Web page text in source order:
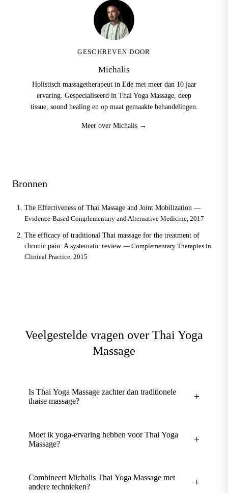
GESCHREVEN DOOR
Michalis
Holistisch massagetherapeut in Ede met meer dan 10 jaar
ervaring. Gespecialiseerd in Thai Yoga Massage, deep
tissue, sound healing en op maat gemaakte behandelingen.
Meer over Michalis →
Bronnen
The Effectiveness of Thai Massage and Joint Mobilization —
Evidence-Based Complementary and Alternative Medicine, 2017
The efficacy of traditional Thai massage for the treatment of
chronic pain: A systematic review — Complementary Therapies in
Clinical Practice, 2015
Veelgestelde vragen over Thai Yoga
Massage
Is Thai Yoga Massage zachter dan traditionele
thaise massage?
+
geleidelijk opgebouwd en is afgestemd op jouw
ontspant dan bij een stevige maar agressieve
Moet ik yoga-ervaring hebben voor Thai Yoga
Massage?
+
yoga te hebben. Thai Yoga Massage is passief: ik doe
Combineert Michalis Thai Yoga Massage met
andere technieken?
+